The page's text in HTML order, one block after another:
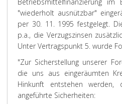
"wiederholt ausnützbar"
per 30. 11. 1995 festgelegt.
p.a., die Verzugszinsen
Unter Vertragspunkt 5. wurde
"Zur Sicherstellung unserer
die uns aus eingeräumten
Hinkunft entstehen werden,
angeführte Sicherheiten: